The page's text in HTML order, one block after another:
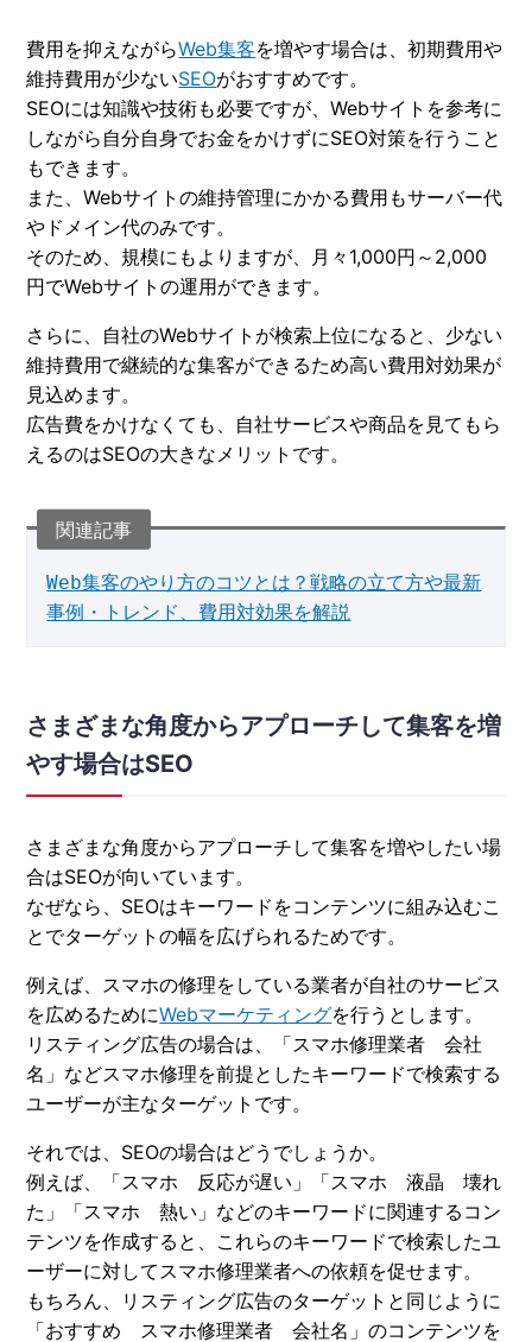
費用を抑えながらWeb集客を増やす場合は、初期費用や
維持費用が少ないSEOがおすすめです。
SEOには知識や技術も必要ですが、Webサイトを参考に
しながら自分自身でお金をかけずにSEO対策を行うこと
もできます。
また、Webサイトの維持管理にかかる費用もサーバー代
やドメイン代のみです。
そのため、規模にもよりますが、月々1,000円～2,000
円でWebサイトの運用ができます。
さらに、自社のWebサイトが検索上位になると、少ない
維持費用で継続的な集客ができるため高い費用対効果が
見込めます。
広告費をかけなくても、自社サービスや商品を見てもら
えるのはSEOの大きなメリットです。
Web集客のやり方のコツとは？戦略の立て方や最新
事例・トレンド、費用対効果を解説
さまざまな角度からアプローチして集客を増
やす場合はSEO
さまざまな角度からアプローチして集客を増やしたい場
合はSEOが向いています。
なぜなら、SEOはキーワードをコンテンツに組み込むこ
とでターゲットの幅を広げられるためです。
例えば、スマホの修理をしている業者が自社のサービス
を広めるためにWebマーケティングを行うとします。
リスティング広告の場合は、「スマホ修理業者 会社
名」などスマホ修理を前提としたキーワードで検索する
ユーザーが主なターゲットです。
それでは、SEOの場合はどうでしょうか。
例えば、「スマホ 反応が遅い」「スマホ 液晶 壊れ
た」「スマホ 熱い」などのキーワードに関連するコン
テンツを作成すると、これらのキーワードで検索したユ
ーザーに対してスマホ修理業者への依頼を促せます。
もちろん、リスティング広告のターゲットと同じように
「おすすめ スマホ修理業者 会社名」のコンテンツを